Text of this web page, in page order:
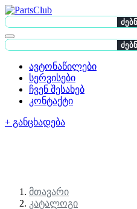
ავტონაწილები
სერვისები
ჩვენ შესახებ
კონტაქტი
+ განცხადება
მთავარი
კატალოგი